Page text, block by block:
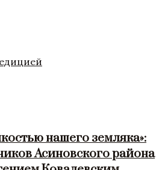
нашего земляка»:
Асиновского района